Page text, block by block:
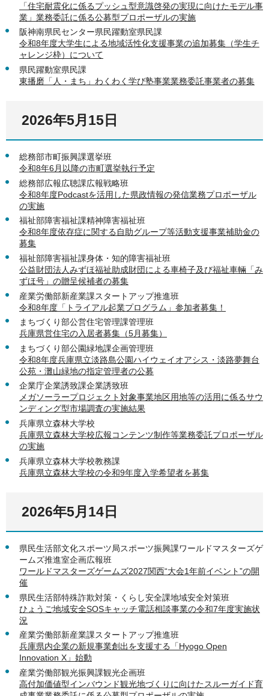
「住宅耐震化に係るプッシュ型意識啓発の実現に向けたモデル事
業」業務委託に係る公募型プロポーザルの実施
阪神南県民センター県民躍動室県民課
令和8年度大学生による地域活性化支援事業の追加募集（学生チ
ャレンジ枠）について
県民躍動室県民課
東播磨「人・まち」わくわく学び塾事業業務委託事業者の募集
2026年5月15日
総務部市町振興課選挙班
令和8年6月以降の市町選挙執行予定
総務部広報広聴課広報戦略班
令和8年度Podcastを活用した県政情報の発信業務プロポーザル
の実施
福祉部障害福祉課精神障害福祉班
令和8年度依存症に関する自助グループ等活動支援事業補助金の
募集
福祉部障害福祉課身体・知的障害福祉班
公益財団法人みずほ福祉助成財団による車椅子及び福祉車輛「み
ずほ号」の贈呈候補者の募集
産業労働部新産業課スタートアップ推進班
令和8年度「トライアル起業プログラム」参加者募集！
まちづくり部公営住宅管理課管理班
兵庫県営住宅の入居者募集（5月募集）
まちづくり部公園緑地課企画管理班
令和8年度兵庫県立淡路島公園ハイウェイオアシス・淡路夢舞台
公苑・灘山緑地の指定管理者の公募
企業庁企業誘致課企業誘致班
メガソーラープロジェクト対象事業地区用地等の活用に係るサウ
ンディング型市場調査の実施結果
兵庫県立森林大学校
兵庫県立森林大学校広報コンテンツ制作等業務委託プロポーザル
の実施
兵庫県立森林大学校教務課
兵庫県立森林大学校の令和9年度入学希望者を募集
2026年5月14日
県民生活部文化スポーツ局スポーツ振興課ワールドマスターズゲ
ームズ推進室企画広報班
ワールドマスターズゲームズ2027関西“大会1年前イベント”の開
催
県民生活部特殊詐欺対策・くらし安全課地域安全対策班
ひょうご地域安全SOSキャッチ電話相談事業の令和7年度実施状
況
産業労働部新産業課スタートアップ推進班
兵庫県内企業の新規事業創出を支援する「Hyogo Open
Innovation X」始動
産業労働部観光振興課観光企画班
高付加価値型インバウンド観光地づくりに向けたスルーガイド育